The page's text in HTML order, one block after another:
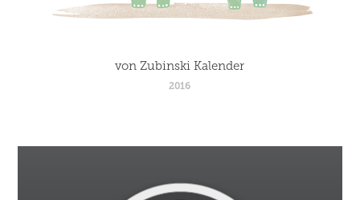
von Zubinski Kalender
2016